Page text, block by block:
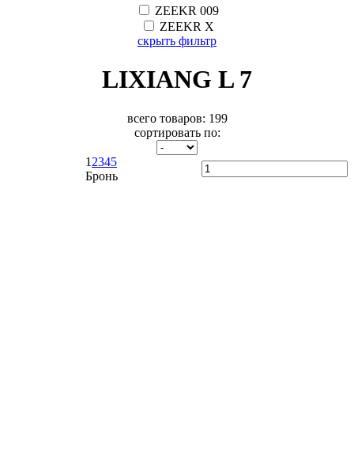
ZEEKR 009
ZEEKR X
скрыть фильтр
LIXIANG L 7
всего товаров: 199
сортировать по:
1 2345
Бронь